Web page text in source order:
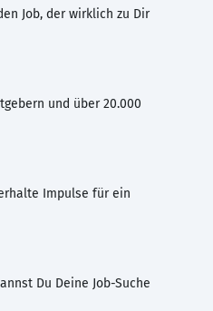
Job, der wirklich zu Dir
und über 20.000
Impulse für ein
Du Deine Job-Suche